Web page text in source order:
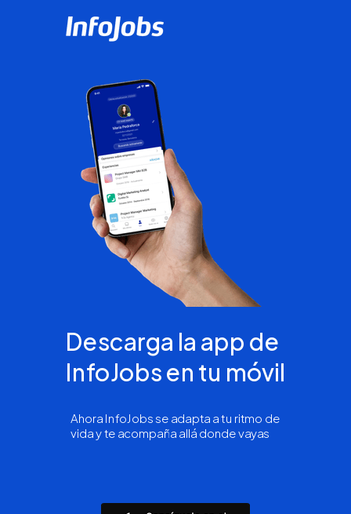
Descarga la app de
InfoJobs en tu móvil
Ahora InfoJobs se adapta a tu ritmo de
vida y te acompaña allá donde vayas